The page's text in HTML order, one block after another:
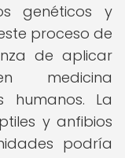
genéticos y
proceso de
de aplicar
medicina
humanos. La
y anfibios
podría